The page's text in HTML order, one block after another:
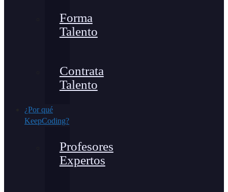
Forma
Talento
Contrata
Talento
¿Por qué
KeepCoding?
Profesores
Expertos